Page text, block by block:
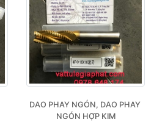
DAO PHAY NGÓN, DAO PHAY
NGÓN HỢP KIM